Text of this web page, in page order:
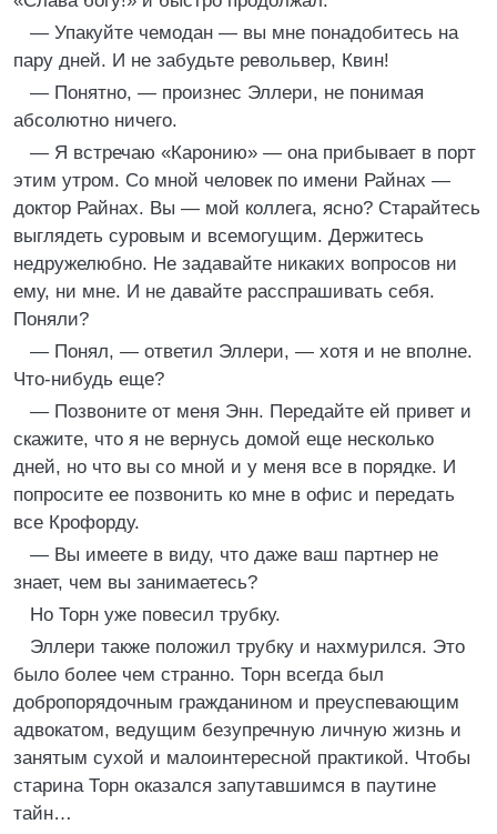
— Упакуйте чемодан — вы мне понадобитесь на
пару дней. И не забудьте револьвер, Квин!
— Понятно, — произнес Эллери, не понимая
абсолютно ничего.
— Я встречаю «Каронию» — она прибывает в порт
этим утром. Со мной человек по имени Райнах —
доктор Райнах. Вы — мой коллега, ясно? Старайтесь
выглядеть суровым и всемогущим. Держитесь
недружелюбно. Не задавайте никаких вопросов ни
ему, ни мне. И не давайте расспрашивать себя.
Поняли?
— Понял, — ответил Эллери, — хотя и не вполне.
Что-нибудь еще?
— Позвоните от меня Энн. Передайте ей привет и
скажите, что я не вернусь домой еще несколько
дней, но что вы со мной и у меня все в порядке. И
попросите ее позвонить ко мне в офис и передать
все Крофорду.
— Вы имеете в виду, что даже ваш партнер не
знает, чем вы занимаетесь?
Но Торн уже повесил трубку.
Эллери также положил трубку и нахмурился. Это
было более чем странно. Торн всегда был
добропорядочным гражданином и преуспевающим
адвокатом, ведущим безупречную личную жизнь и
занятым сухой и малоинтересной практикой. Чтобы
старина Торн оказался запутавшимся в паутине
тайн…